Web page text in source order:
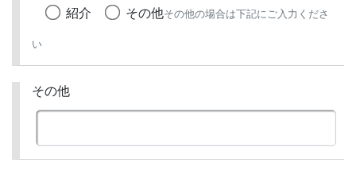
紹介
その他その他の場合は下記にご入力くださ
い
その他